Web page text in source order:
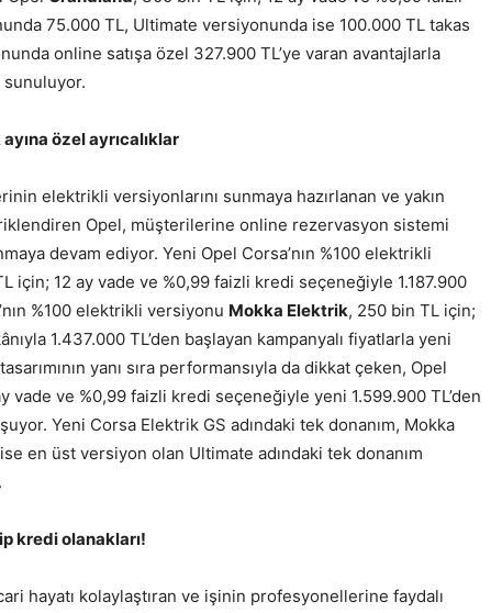
75.000 TL, Ultimate versiyonunda ise 100.000 TL takas
online satışa özel 327.900 TL’ye varan avantajlarla
sunuluyor.
özel ayrıcalıklar
elektrikli versiyonlarını sunmaya hazırlanan ve yakın
Opel, müşterilerine online rezervasyon sistemi
devam ediyor. Yeni Opel Corsa’nın %100 elektrikli
için; 12 ay vade ve %0,99 faizli kredi seçeneğiyle 1.187.900
%100 elektrikli versiyonu Mokka Elektrik, 250 bin TL için;
1.437.000 TL’den başlayan kampanyalı fiyatlarla yeni
yanı sıra performansıyla da dikkat çeken, Opel
vade ve %0,99 faizli kredi seçeneğiyle yeni 1.599.900 TL’den
Yeni Corsa Elektrik GS adındaki tek donanım, Mokka
en üst versiyon olan Ultimate adındaki tek donanım
kredi olanakları!
hayatı kolaylaştıran ve işinin profesyonellerine faydalı